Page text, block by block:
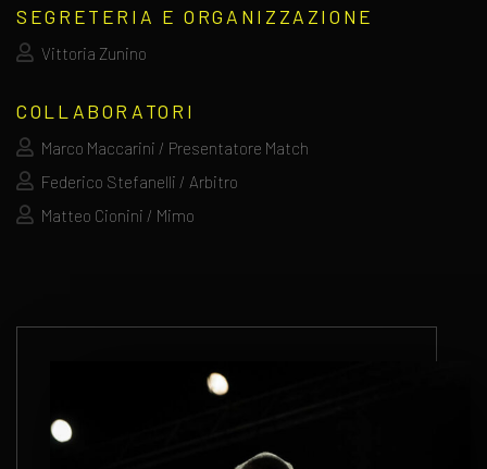
SEGRETERIA E ORGANIZZAZIONE
Vittoria Zunino
COLLABORATORI
Marco Maccarini / Presentatore Match
Federico Stefanelli / Arbitro
Matteo Cionini / Mimo